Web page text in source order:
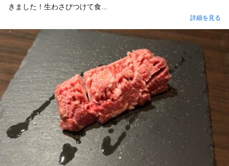
きました！生わさびつけて食...
詳細を見る